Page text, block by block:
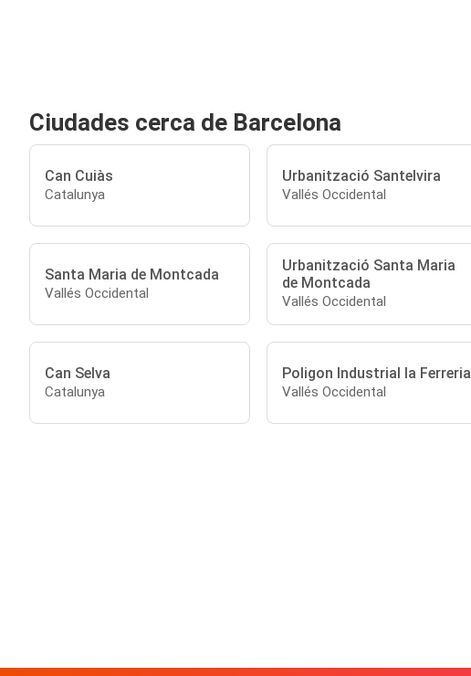
Ciudades cerca de Barcelona
Can Cuiàs
Catalunya
Urbanització Santelvira
Vallés Occidental
Santa Maria de Montcada
Vallés Occidental
Urbanització Santa Maria
de Montcada
Vallés Occidental
Can Selva
Catalunya
Poligon Industrial la Ferreria
Vallés Occidental